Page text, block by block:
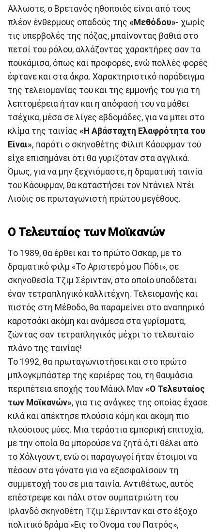
Άλλωστε, ο Βρετανός ηθοποιός είναι από τους
πλέον ένθερμους οπαδούς της «Μεθόδου»- χωρίς
τις υπερβολές της πόζας, μπαίνοντας βαθιά στο
πετσί του ρόλου, αλλάζοντας χαρακτήρες σαν τα
πουκάμισα, όπως και προφορές, ενώ πολλές φορές
έφτανε και στα άκρα. Χαρακτηριστικό παράδειγμα
της τελειομανίας του και της εμμονής του για τη
λεπτομέρεια ήταν και η απόφασή του να μάθει
τσέχικα, μέσα σε λίγες εβδομάδες, για να μπει στο
κλίμα της ταινίας «Η Αβάσταχτη Ελαφρότητα του
Είναι», παρότι ο σκηνοθέτης Φίλιπ Κάουφμαν τού
είχε επισημάνει ότι θα γυριζόταν στα αγγλικά.
Όμως, για να μην ξεχνιόμαστε, η δραματική ταινία
του Κάουφμαν, θα καταστήσει τον Ντάνιελ Ντέι
Λιούις σε πρωταγωνιστή πρώτου μεγέθους.
Ο Τελευταίος των Μοϊκανών
Το 1989, θα έρθει και το πρώτο Όσκαρ, με το
δραματικό φιλμ «Το Αριστερό μου Πόδι», σε
σκηνοθεσία Τζιμ Σέρινταν, στο οποίο υποδύεται
έναν τετραπληγικό καλλιτέχνη. Τελειομανής και
πιστός στη Μέθοδο, θα παραμείνει στο αναπηρικό
καροτσάκι ακόμη και ανάμεσα στα γυρίσματα,
ζώντας σαν τετραπληγικός μέχρι το τελευταίο
πλάνο της ταινίας!
Το 1992, θα πρωταγωνιστήσει και στο πρώτο
μπλογκμπάστερ της καριέρας του, τη θαυμάσια
περιπέτεια εποχής του Μάικλ Μαν «Ο Τελευταίος
των Μοϊκανών», για τις ανάγκες της οποίας έχασε
κιλά και απέκτησε πλούσια κόμη και ακόμη πιο
πλούσιους μύες. Μια τεράστια εμπορική επιτυχία,
με την οποία θα μπορούσε να ζητά ό,τι θέλει από
το Χόλιγουντ, ενώ οι παραγωγοί ήταν έτοιμοι να
πέσουν στα γόνατα για να εξασφαλίσουν τη
συμμετοχή του σε μια ταινία. Αντιθέτως, αυτός
επέστρεψε και πάλι στον συμπατριώτη του
Ιρλανδό σκηνοθέτη Τζιμ Σέρινταν και στο έξοχο
πολιτικό δράμα «Εις το Όνομα του Πατρός»,